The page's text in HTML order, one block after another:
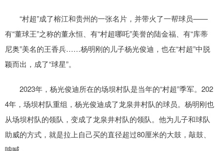
“村超”成了榕江和贵州的一张名片，并带火了一帮球员——
有“董球王”之称的董永恒、有“村超哪吒”美誉的陆金福、有“库蒂
尼奥”美名的王香兵……杨明刚的儿子杨光俊迪，也在“村超”中脱
颖而出，成了“球星”。
2023年，杨光俊迪所在的场坝村队是当年的“村超”季军。202
4年，场坝村队重组，杨光俊迪成了龙泉井村队的球员。杨明刚也
从场坝村队的领队，变成了龙泉井村队的领队。他为儿子和球队
助威的方式，就是拉上自己买的直径超过80厘米的大鼓，敲鼓、